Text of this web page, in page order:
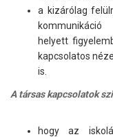
a kizárólag
kommunikáció
helyett
kapcsolatos
is.
A társas kapcsolatok
hogy az